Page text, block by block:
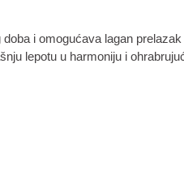
i omogućava lagan
lepotu u harmoniju i